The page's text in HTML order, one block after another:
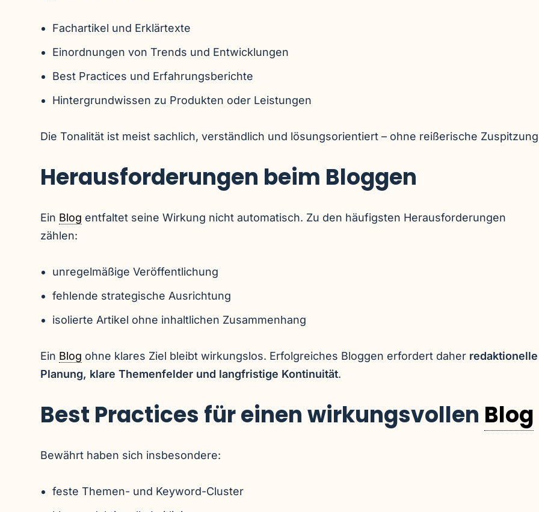
Fachartikel und Erklärtexte
Einordnungen von Trends und Entwicklungen
Best Practices und Erfahrungsberichte
Hintergrundwissen zu Produkten oder Leistungen
Die Tonalität ist meist sachlich, verständlich und lösungsorientiert – ohne reißerische
Herausforderungen beim Bloggen
Ein Blog entfaltet seine Wirkung nicht automatisch. Zu den häufigsten Herausforderungen
zählen:
unregelmäßige Veröffentlichung
fehlende strategische Ausrichtung
isolierte Artikel ohne inhaltlichen Zusammenhang
Ein Blog ohne klares Ziel bleibt wirkungslos. Erfolgreiches Bloggen erfordert daher redaktionelle
Planung, klare Themenfelder und langfristige Kontinuität.
Best Practices für einen wirkungsvollen Blog
Bewährt haben sich insbesondere:
feste Themen- und Keyword-Cluster